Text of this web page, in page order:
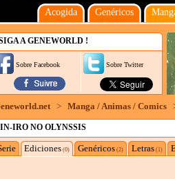
Acogida Genéricos
A GENEWORLD !
Sobre Facebook Sobre Twitter
> Manga / Animas / Comics
IRO NO OLYNSSIS
Ediciones(0) Genéricos(2) Letras(1)